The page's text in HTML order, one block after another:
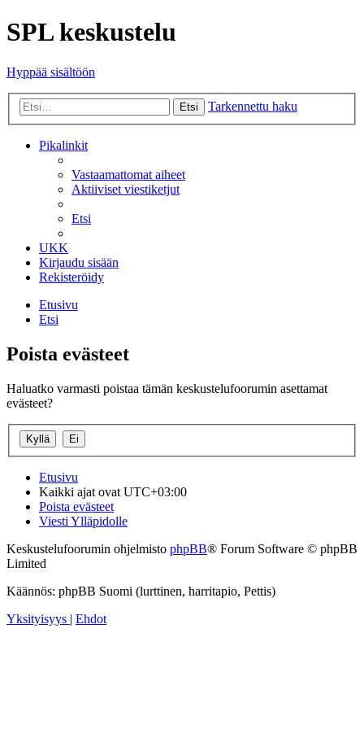
SPL keskustelu
Hyppää sisältöön
Etsi Tarkennettu haku
Pikalinkit
Vastaamattomat aiheet
Aktiiviset viestiketjut
Etsi
UKK
Kirjaudu sisään
Rekisteröidy
Etusivu
Etsi
Poista evästeet
Haluatko varmasti poistaa tämän keskustelufoorumin asettamat
evästeet?
Etusivu
Kaikki ajat ovat UTC+03:00
Poista evästeet
Viesti Ylläpidolle
Keskustelufoorumin ohjelmisto phpBB® Forum Software © phpBB
Limited
Käännös: phpBB Suomi (lurttinen, harritapio, Pettis)
Yksityisyys | Ehdot